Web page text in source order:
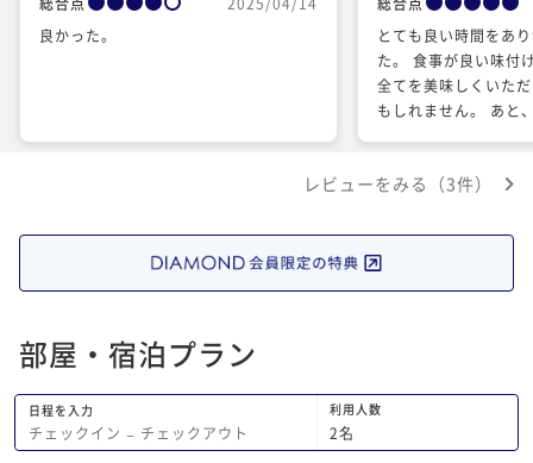
良かった。
とても良い時間をあ
た。 食事が良い味付
全てを美味しくいた
もしれません。 あと
レビューをみる（3件）
部屋・宿泊プラン
日程を入力
チェックイン − チェックアウト
利用人数
2名